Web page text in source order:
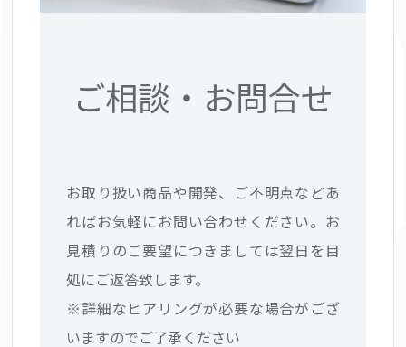
ご相談・お問合せ
お取り扱い商品や開発、ご不明点などあ
ればお気軽にお問い合わせください。お
見積りのご要望につきましては翌日を目
処にご返答致します。
※詳細なヒアリングが必要な場合がござ
いますのでご了承ください